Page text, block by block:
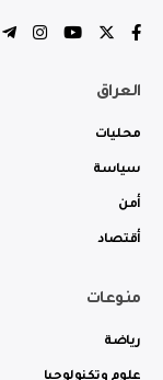
العراق
محليات
سياسة
أمن
أقتصاد
منوعات
رياضة